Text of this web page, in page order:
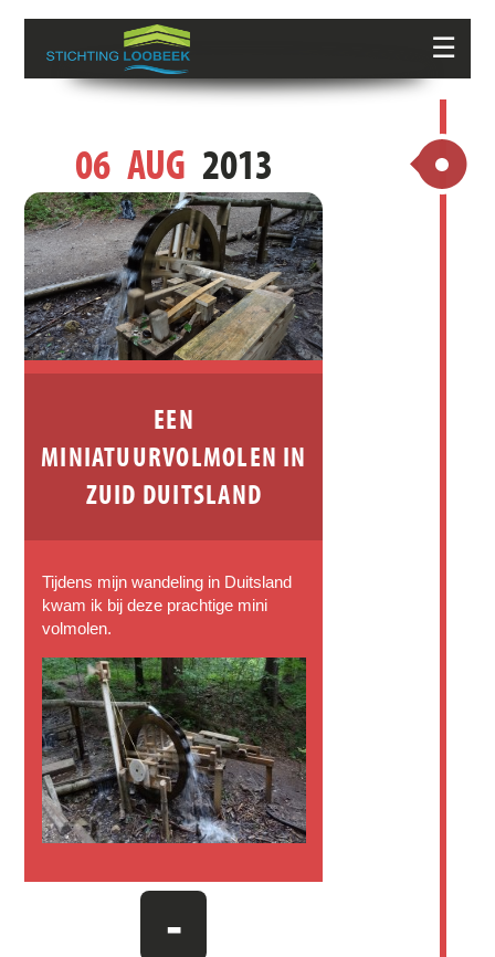
☰
06 AUG 2013
EEN
MINIATUURVOLMOLEN IN
ZUID DUITSLAND
Tijdens mijn wandeling in Duitsland
kwam ik bij deze prachtige mini
volmolen.
-